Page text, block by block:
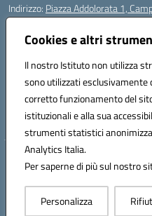
Cookies e altri
Il nostro Istituto non utilizza
sono utilizzati esclusivamente
corretto funzionamento del
istituzionali e alla sua
strumenti statistici
Analytics Italia.
Per saperne di più sul nostro
Personalizza
Indirizzo: Piazza Addolorata 1,
Centralino:
Posta elettronica certificata (PEC):
Codice fiscale: 81000910810
Codice meccanografico:
Codice Indice delle Pubbliche
Codice unico di fatturazione (CUF):
Hosting &
Concept &